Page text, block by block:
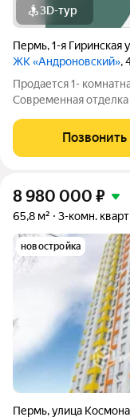
3D-тур
Пермь,1-я Гиринская
ЖК «Андроновский»,
Продается 1-
Современная
ЖК Андроновский
по адресу ул. 1-я
Позвонить
8 980 000 ₽
65,8 м² 3-комн.
новостройка
Пермь,улица